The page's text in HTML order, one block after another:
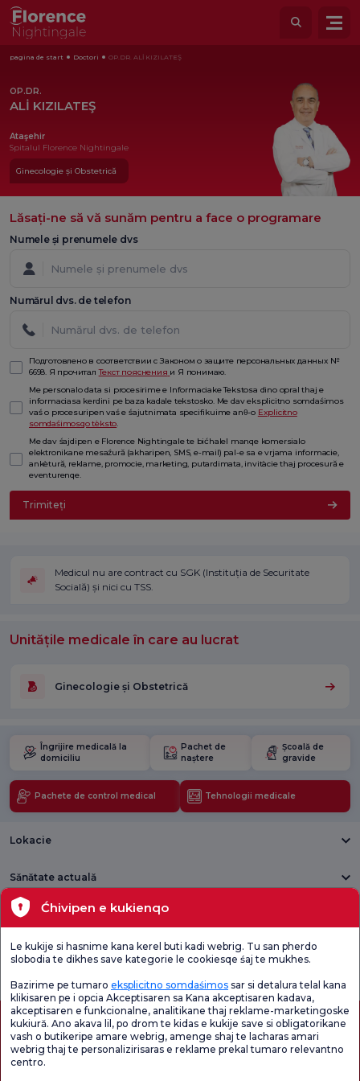
pagina de start Doctori OP.DR. ALİ KIZILATEŞ
OP.DR.
ALİ KIZILATEŞ
Ataşehir
Spitalul Florence Nightingale
Ginecologie și Obstetrică
Lăsați-ne să vă sunăm pentru a face o programare
Numele și prenumele dvs
Numărul dvs. de telefon
Подготовлено в соответствии с Законом о защите персональных данных №
6698. Я прочиталТекст пояснения и Я понимаю.
Me personalo data si procesirime e Informaciake Tekstosa dino opral thaj e
informaciasa kerdini pe baza kadale tekstosko. Me dav eksplicitno somdaśimos
vaś o procesuripen vaś e śajutnimata specifikuime anθ-o Explicitno
somdaśimosqo tèksto.
Me dav śajdipen e Florence Nightingale te bićhalel manqe komersialo
elektronikane mesaźură (akharipen, SMS, e-mail) pal-e sa e vrjama informacie,
ankètură, reklame, promocie, marketing, putardimata, invitàcie thaj procesură e
eventurenqe.
Trimiteți
Medicul nu are contract cu SGK (Instituția de Securitate
Socială) și nici cu TSS.
Unitățile medicale în care au lucrat
Ginecologie și Obstetrică
Îngrijire medicală la
domiciliu
Pachet de
naștere
Școală de
gravide
Pachete de control medical Tehnologii medicale
Lokacie
Sănătate actuală
Unități medicale
Sondaj general
Verificați
Chestionarul de
Sondaj de
Ćhivipen e kukienqo
Le kukije si hasnime kana kerel buti kadi webrig. Tu san pherdo
slobodia te dikhes save kategorie le cookiesqe śaj te mukhes.
Bazirime pe tumaro eksplicitno somdaśimos sar si detalura telal kana
klikisaren pe i opcia Akceptisaren sa Kana akceptisaren kadava,
akceptisaren e funkcionalne, analitikane thaj reklame-marketingoske
kukiură. Ano akava lil, po drom te kidas e kukije save si obligatorikane
vash o butikeripe amare webrig, amenge shaj te lacharas amari
webrig thaj te personalizirisaras e reklame prekal tumaro relevantno
centro.